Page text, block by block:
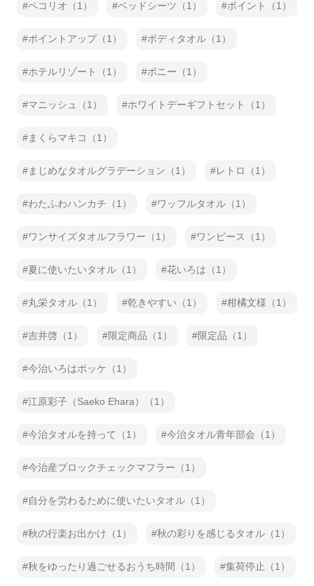
ペコリオ（1） ベッドシーツ（1） ポイント（1）
ポイントアップ（1） ボディタオル（1）
ホテルリゾート（1） ボニー（1）
マニッシュ（1） ホワイトデーギフトセット（1）
まくらマキコ（1）
まじめなタオルグラデーション（1） レトロ（1）
わたふわハンカチ（1） ワッフルタオル（1）
ワンサイズタオルフラワー（1） ワンピース（1）
夏に使いたいタオル（1） 花いろは（1）
丸栄タオル（1） 乾きやすい（1） 柑橘文様（1）
吉井啓（1） 限定商品（1） 限定品（1）
今治いろはポッケ（1）
江原彩子（Saeko Ehara）（1）
今治タオルを持って（1） 今治タオル青年部会（1）
今治産ブロックチェックマフラー（1）
自分を労わるために使いたいタオル（1）
秋の行楽お出かけ（1） 秋の彩りを感じるタオル（1）
秋をゆったり過ごせるおうち時間（1） 集荷停止（1）